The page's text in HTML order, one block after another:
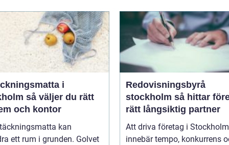
i
du rätt
och kontor
kan
ett rum i grunden. Golvet
Redovisningsbyrå
stockholm så hittar företag
rätt långsiktig partner
Att driva företag i Stockholm
innebär tempo, konkurrens